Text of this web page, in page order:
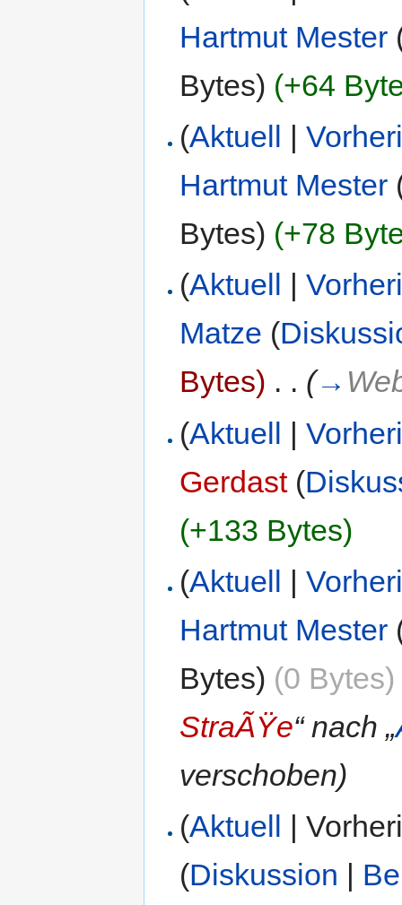
Hartmut Mester
Bytes) (+64
(Aktuell |
Hartmut Mester
Bytes) (+78
(Aktuell |
Matze (
Bytes) . . (→
(Aktuell |
Gerdast (
(+133 Bytes)
(Aktuell |
Hartmut Mester
Bytes) (0 Bytes)
StraÃŸe“ nach „
verschoben)
(Aktuell
|
(Diskussion